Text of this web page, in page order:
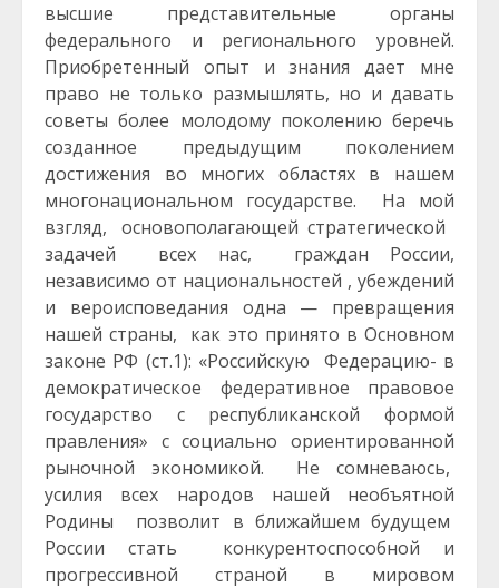
высшие представительные органы
федерального и регионального уровней.
Приобретенный опыт и знания дает мне
право не только размышлять, но и давать
советы более молодому поколению беречь
созданное предыдущим поколением
достижения во многих областях в нашем
многонациональном государстве. На мой
взгляд, основополагающей стратегической
задачей всех нас, граждан России,
независимо от национальностей , убеждений
и вероисповедания одна — превращения
нашей страны, как это принято в Основном
законе РФ (ст.1): «Российскую Федерацию- в
демократическое федеративное правовое
государство с республиканской формой
правления» с социально ориентированной
рыночной экономикой. Не сомневаюсь,
усилия всех народов нашей необъятной
Родины позволит в ближайшем будущем
России стать конкурентоспособной и
прогрессивной страной в мировом